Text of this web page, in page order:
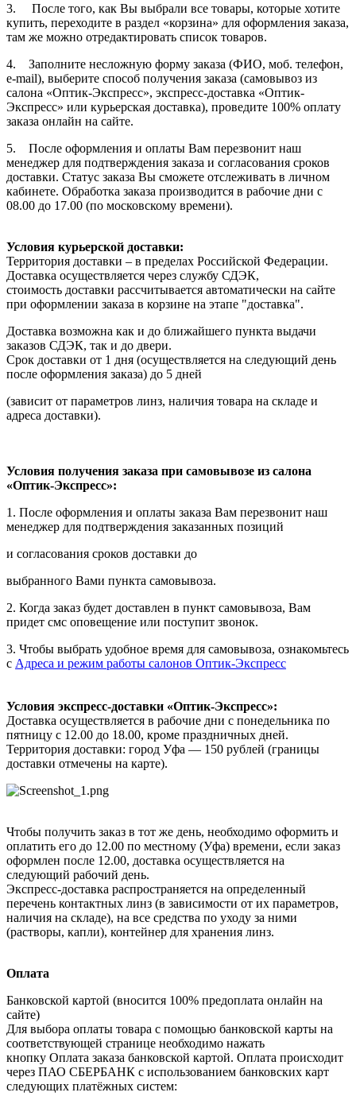
3. После того, как Вы выбрали все товары, которые хотите
купить, переходите в раздел «корзина» для оформления заказа,
там же можно отредактировать список товаров.
4. Заполните несложную форму заказа (ФИО, моб. телефон,
e-mail), выберите способ получения заказа (самовывоз из
салона «Оптик-Экспресс», экспресс-доставка «Оптик-
Экспресс» или курьерская доставка), проведите 100% оплату
заказа онлайн на сайте.
5. После оформления и оплаты Вам перезвонит наш
менеджер для подтверждения заказа и согласования сроков
доставки. Статус заказа Вы сможете отслеживать в личном
кабинете. Обработка заказа производится в рабочие дни с
08.00 до 17.00 (по московскому времени).
Условия курьерской доставки:
Территория доставки – в пределах Российской Федерации.
Доставка осуществляется через службу СДЭК,
стоимость доставки рассчитывается автоматически на сайте
при оформлении заказа в корзине на этапе "доставка".
Доставка возможна как и до ближайшего пункта выдачи
заказов СДЭК, так и до двери.
Срок доставки от 1 дня (осуществляется на следующий день
после оформления заказа) до 5 дней
(зависит от параметров линз, наличия товара на складе и
адреса доставки).
Условия получения заказа при самовывозе из салона
«Оптик-Экспресс»:
1. После оформления и оплаты заказа Вам перезвонит наш
менеджер для подтверждения заказанных позиций
и согласования сроков доставки до
выбранного Вами пункта самовывоза.
2. Когда заказ будет доставлен в пункт самовывоза, Вам
придет смс оповещение или поступит звонок.
3. Чтобы выбрать удобное время для самовывоза, ознакомьтесь
с Адреса и режим работы салонов Оптик-Экспресс
Условия экспресс-доставки «Оптик-Экспресс»:
Доставка осуществляется в рабочие дни с понедельника по
пятницу с 12.00 до 18.00, кроме праздничных дней.
Территория доставки: город Уфа — 150 рублей (границы
доставки отмечены на карте).
Чтобы получить заказ в тот же день, необходимо оформить и
оплатить его до 12.00 по местному (Уфа) времени, если заказ
оформлен после 12.00, доставка осуществляется на
следующий рабочий день.
Экспресс-доставка распространяется на определенный
перечень контактных линз (в зависимости от их параметров,
наличия на складе), на все средства по уходу за ними
(растворы, капли), контейнер для хранения линз.
Оплата
Банковской картой (вносится 100% предоплата онлайн на
сайте)
Для выбора оплаты товара с помощью банковской карты на
соответствующей странице необходимо нажать
кнопку Оплата заказа банковской картой. Оплата происходит
через ПАО СБЕРБАНК с использованием банковских карт
следующих платёжных систем: